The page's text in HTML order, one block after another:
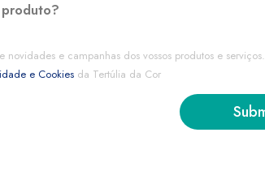
produto?
e campanhas dos vossos produtos e serviços.
e Cookies da Tertúlia da Cor